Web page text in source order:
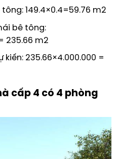
149.4×0.4=59.76 m2
bê tông:
235.66 m2
235.66×4.000.000 =
cấp 4 có 4 phòng